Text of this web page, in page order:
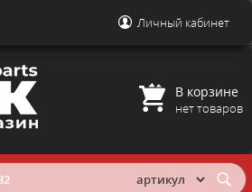
Личный кабинет
В корзине
нет товаров